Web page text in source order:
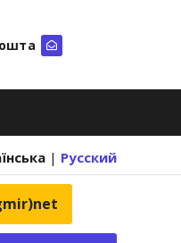
| Русский